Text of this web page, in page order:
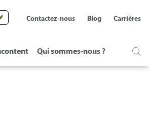
Qui sommes-nous ?
Contactez-nous Blog Carrières